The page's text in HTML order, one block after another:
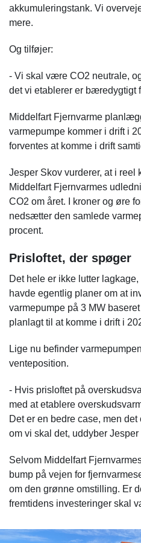
akkumuleringstank. Vi
mere.
Og tilføjer:
- Vi skal være CO2 neutrale,
det vi etablerer er bæredygtigt
Middelfart Fjernvarme
varmepumpe kommer i drift i
forventes at komme i drift
Jesper Skov vurderer, at i reel
Middelfart Fjernvarmes
CO2 om året. I kroner og øre
nedsætter den samlede
procent.
Prisloftet, der spøger
Det hele er ikke lutter
havde egentlig planer om at
varmepumpe på 3 MW
planlagt til at komme i drift i
Lige nu befinder
venteposition.
- Hvis prisloftet på
med at etablere
Det er en bedre case, men
om vi skal det, uddyber Jesper
Selvom Middelfart
bump på vejen for
om den grønne omstilling. Er
fremtidens investeringer skal